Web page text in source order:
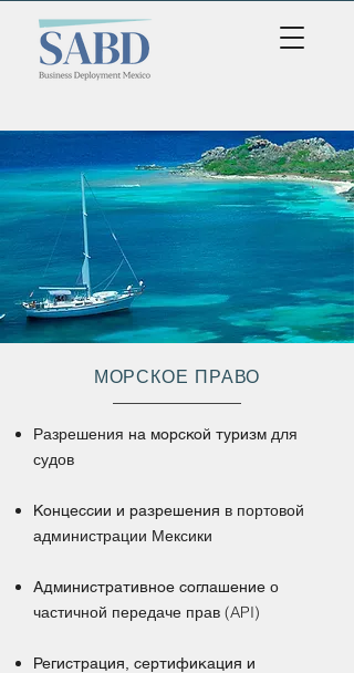
МОРСКОЕ ПРАВО
Разрешения на морской туризм для
судов
Концессии и разрешения в портовой
администрации Мексики
Административное соглашение о
частичной передаче прав (API)
Регистрация, сертификация и